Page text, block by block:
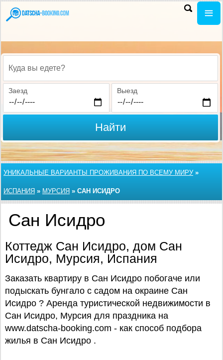
Куда вы едете?
Заезд Выезд
Найти
УНИКАЛЬНЫЕ ВАРИАНТЫ ПРОЖИВАНИЯ ПО ВСЕМУ МИРУ»
ИСПАНИЯ » МУРСИЯ » САН ИСИДРО
Сан Исидро
Коттедж Сан Исидро, дом Сан
Исидро, Мурсия, Испания
Заказать квартиру в Сан Исидро побогаче или
подыскать бунгало с садом на окраине Сан
Исидро ? Аренда туристической недвижимости в
Сан Исидро, Мурсия для праздника на
www.datscha-booking.com - как способ подбора
жилья в Сан Исидро .